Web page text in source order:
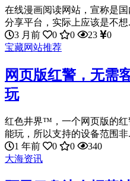
在线漫画阅读网站，宣称是
分享平台，实际上应该是不想
3 月前
0 0 23
0
宝藏网站推荐
网页版红警，无需
玩
红色井界™，一个网页版的
能玩，所以支持的设备范围非
1 年前
0 0
340
大海资讯